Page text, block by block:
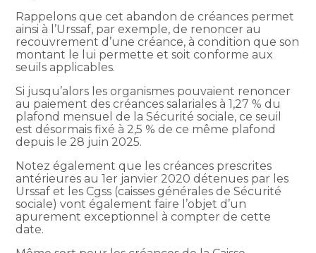
Rappelons que cet abandon de créances permet
ainsi à l’Urssaf, par exemple, de renoncer au
recouvrement d’une créance, à condition que son
montant le lui permette et soit conforme aux
seuils applicables.
Si jusqu’alors les organismes pouvaient renoncer
au paiement des créances salariales à 1,27 % du
plafond mensuel de la Sécurité sociale, ce seuil
est désormais fixé à 2,5 % de ce même plafond
depuis le 28 juin 2025.
Notez également que les créances prescrites
antérieures au 1er janvier 2020 détenues par les
Urssaf et les Cgss (caisses générales de Sécurité
sociale) vont également faire l’objet d’un
apurement exceptionnel à compter de cette
date.